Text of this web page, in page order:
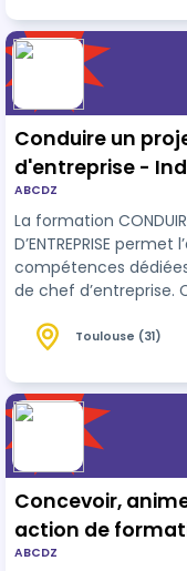
Conduire un
d'entreprise -
ABCDZ
La formation
D’ENTREPRISE
compétences
de chef d’entreprise.
convient de valider
la suivante. Brûler les
aura
l’évolution du projet.
intégrant une
Toulouse (31)
Concevoir,
action de
ABCDZ